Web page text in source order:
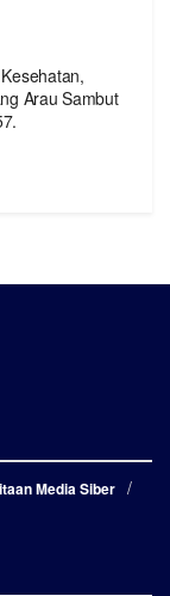
Arau Sambut
Media Siber